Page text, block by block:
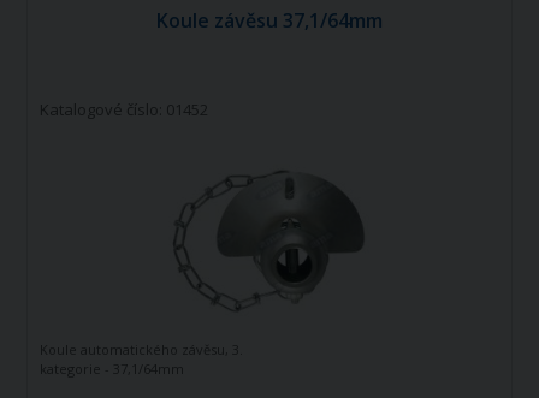
Koule závěsu 37,1/64mm
Katalogové číslo: 01452
Koule automatického závěsu, 3.
kategorie - 37,1/64mm